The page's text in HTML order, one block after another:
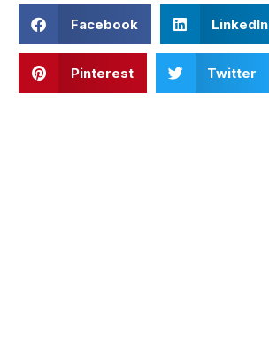
Facebook LinkedIn
Pinterest Twitter